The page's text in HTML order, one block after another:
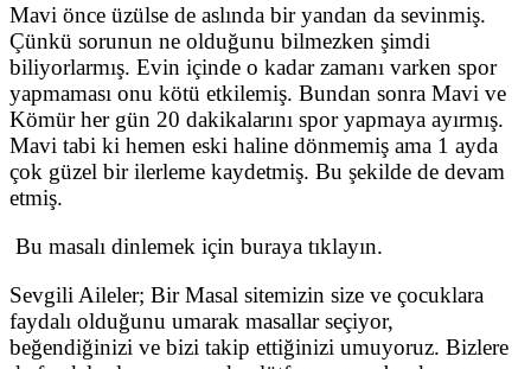
Mavi önce üzülse de aslında bir yandan da sevinmiş.
Çünkü sorunun ne olduğunu bilmezken şimdi
biliyorlarmış. Evin içinde o kadar zamanı varken spor
yapmaması onu kötü etkilemiş. Bundan sonra Mavi ve
Kömür her gün 20 dakikalarını spor yapmaya ayırmış.
Mavi tabi ki hemen eski haline dönmemiş ama 1 ayda
çok güzel bir ilerleme kaydetmiş. Bu şekilde de devam
etmiş.
Bu masalı dinlemek için buraya tıklayın.
Sevgili Aileler; Bir Masal sitemizin size ve çocuklara
faydalı olduğunu umarak masallar seçiyor,
beğendiğinizi ve bizi takip ettiğinizi umuyoruz. Bizlere